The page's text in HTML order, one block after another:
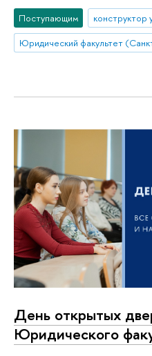
Поступающим
конструктор
День открытых
Юридического